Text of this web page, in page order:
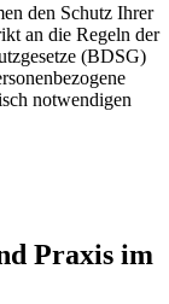
den Schutz Ihrer
an die Regeln der
(BDSG)
notwendigen
Praxis im